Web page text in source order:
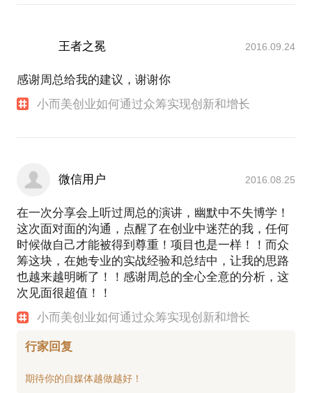
王者之冕 2016.09.24
感谢周总给我的建议，谢谢你
小而美创业如何通过众筹实现创新和增长
微信用户 2016.08.25
在一次分享会上听过周总的演讲，幽默中不失博学！
这次面对面的沟通，点醒了在创业中迷茫的我，任何
时候做自己才能被得到尊重！项目也是一样！！而众
筹这块，在她专业的实战经验和总结中，让我的思路
也越来越明晰了！！感谢周总的全心全意的分析，这
次见面很超值！！
小而美创业如何通过众筹实现创新和增长
行家回复